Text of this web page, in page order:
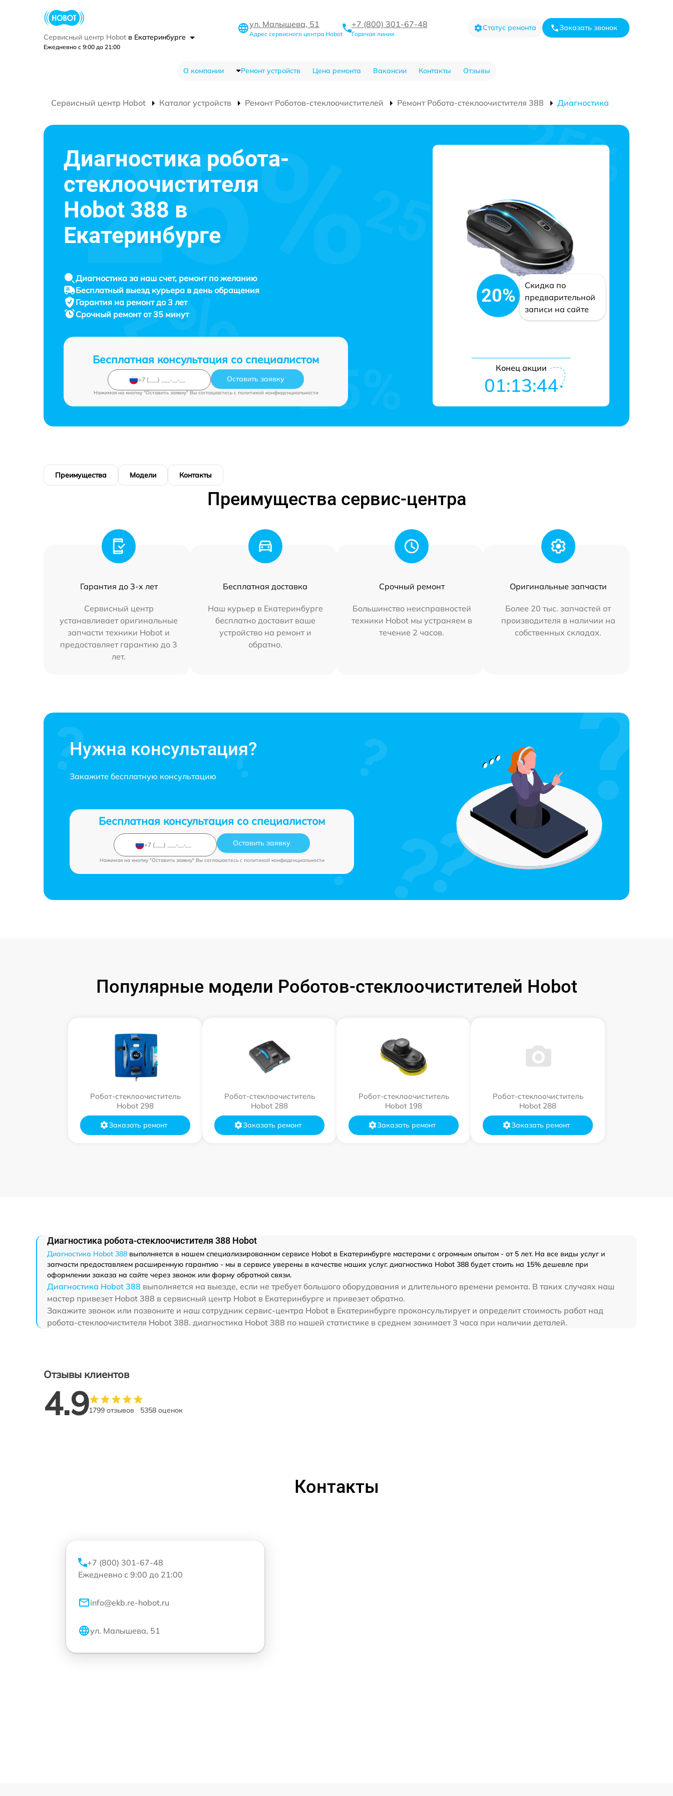
Сервисный центр Hobot в Екатеринбурге
Ежедневно с 9:00 до 21:00
ул. Малышева, 51
Адрес сервисного центра Hobot
+7 (800) 301-67-48
Горячая линия
Статус ремонта Заказать звонок
О компании Ремонт устройств Цена ремонта Вакансии Контакты Отзывы
Сервисный центр Hobot Каталог устройств Ремонт Роботов-стеклоочистителей Ремонт Робота-стеклоочистителя 388 Диагностика
Диагностика робота-
стеклоочистителя
Hobot 388 в
Екатеринбурге
Диагностика за наш счет, ремонт по желанию
Бесплатный выезд курьера в день обращения
Гарантия на ремонт до 3 лет
Срочный ремонт от 35 минут
Бесплатная консультация со специалистом
Оставить заявку
Нажимая на кнопку "Оставить заявку" Вы соглашаетесь c политикой конфиденциальности
20%
Скидка по
предварительной
записи на сайте
Конец акции
01:13:43
Преимущества Модели Контакты
Преимущества сервис-центра
Гарантия до 3-х лет
Сервисный центр
устанавливает оригинальные
запчасти техники Hobot и
предоставляет гарантию до 3
лет.
Бесплатная доставка
Наш курьер в Екатеринбурге
бесплатно доставит ваше
устройство на ремонт и
обратно.
Срочный ремонт
Большинство неисправностей
техники Hobot мы устраняем в
течение 2 часов.
Оригинальные запчасти
Более 20 тыс. запчастей от
производителя в наличии на
собственных складах.
Нужна консультация?
Закажите бесплатную консультацию
Бесплатная консультация со специалистом
Оставить заявку
Нажимая на кнопку "Оставить заявку" Вы соглашаетесь c политикой конфиденциальности
Популярные модели Роботов-стеклоочистителей Hobot
Робот-стеклоочиститель
Hobot 298
Заказать ремонт
Робот-стеклоочиститель
Hobot 288
Заказать ремонт
Робот-стеклоочиститель
Hobot 198
Заказать ремонт
Робот-стеклоочиститель
Hobot 288
Заказать ремонт
Диагностика робота-стеклоочистителя 388 Hobot
Диагностика Hobot 388 выполняется в нашем специализированном сервисе Hobot в Екатеринбурге мастерами с огромным опытом - от 5 лет. На все виды услуг и
запчасти предоставляем расширенную гарантию - мы в сервисе уверены в качестве наших услуг. диагностика Hobot 388 будет стоить на 15% дешевле при
оформлении заказа на сайте через звонок или форму обратной связи.
Диагностика Hobot 388 выполняется на выезде, если не требует большого оборудования и длительного времени ремонта. В таких случаях наш
мастер привезет Hobot 388 в сервисный центр Hobot в Екатеринбурге и привезет обратно.
Закажите звонок или позвоните и наш сотрудник сервис-центра Hobot в Екатеринбурге проконсультирует и определит стоимость работ над
робота-стеклоочистителя Hobot 388. диагностика Hobot 388 по нашей статистике в среднем занимает 3 часа при наличии деталей.
Отзывы клиентов
4.91799 отзывов 5358 оценок
Контакты
+7 (800) 301-67-48
Ежедневно с 9:00 до 21:00
info@ekb.re-hobot.ru
ул. Малышева, 51